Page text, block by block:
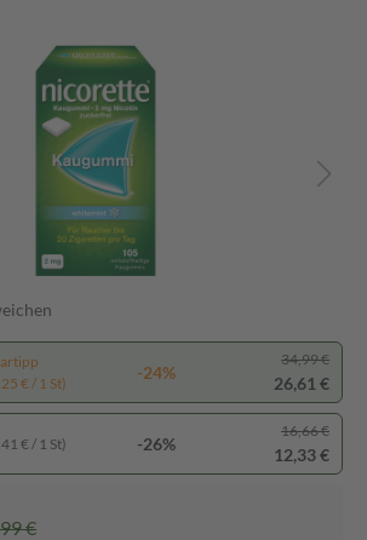
€ / 1 St)
-24%
34,99 €
26,61 €
€ / 1 St) -26%
16,66 €
12,33 €
€